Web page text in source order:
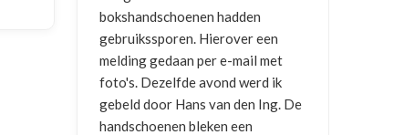
bokshandschoenen hadden
gebruikssporen. Hierover een
melding gedaan per e-mail met
foto's. Dezelfde avond werd ik
gebeld door Hans van den Ing. De
handschoenen bleken een